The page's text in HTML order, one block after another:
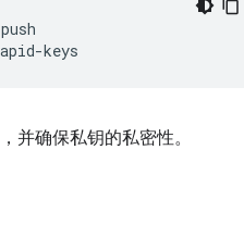
并确保私钥的私密性。